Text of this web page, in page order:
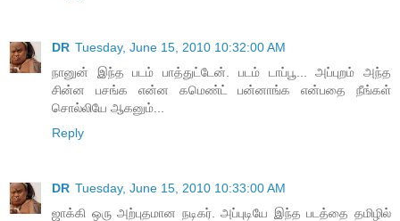
DR Tuesday, June 15, 2010 10:32:00 AM
நானுன் இந்த படம் பாத்துட்டேன். படம் டாப்பூ... அப்புறம் அந்த
சின்ன பசங்க என்ன கமெண்ட் பன்னாங்க என்பதை நீங்கள்
சொல்லியே ஆகனும்...
Reply
DR Tuesday, June 15, 2010 10:33:00 AM
ஜாக்கி ஒரு அற்புதமான நடிகர். அப்புடியே இந்த படத்தை தமிழில்